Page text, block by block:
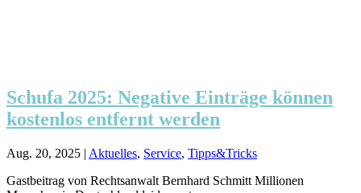
Schufa 2025: Negative Einträge können
kostenlos entfernt werden
Aug. 20, 2025 | Aktuelles, Service, Tipps&Tricks
Gastbeitrag von Rechtsanwalt Bernhard Schmitt Millionen